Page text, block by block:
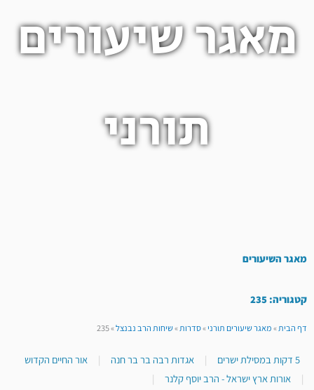
מאגר שיעורים
תורני
מאגר השיעורים
קטגוריה: 235
דף הבית»מאגר שיעורים תורני»סדרות»שיחות הרב נבנצל»
235
5 דקות במסילת ישרים | אגדות רבה בר בר חנה |
אור החיים הקדוש
|
אורות ארץ ישראל - הרב יוסף קלנר
|